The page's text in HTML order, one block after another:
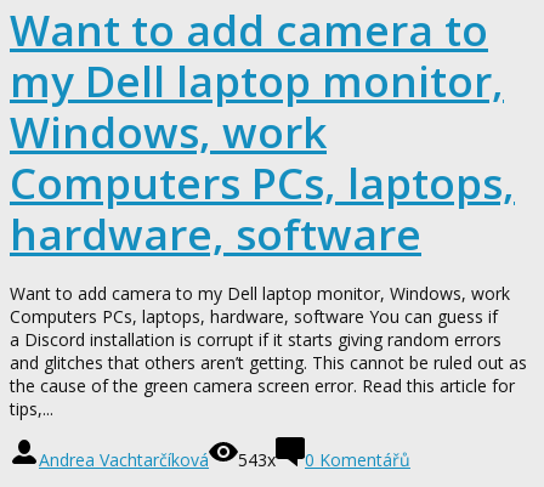
Want to add camera to
my Dell laptop monitor,
Windows, work
Computers PCs, laptops,
hardware, software
Want to add camera to my Dell laptop monitor, Windows, work
Computers PCs, laptops, hardware, software You can guess if
a Discord installation is corrupt if it starts giving random errors
and glitches that others aren’t getting. This cannot be ruled out as
the cause of the green camera screen error. Read this article for
tips,...
Andrea Vachtarčíková 543x 0 Komentářů